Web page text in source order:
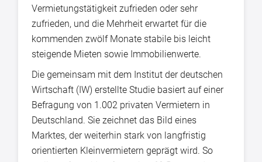
Vermietungstätigkeit zufrieden oder sehr
zufrieden, und die Mehrheit erwartet für die
kommenden zwölf Monate stabile bis leicht
steigende Mieten sowie Immobilienwerte.
Die gemeinsam mit dem Institut der deutschen
Wirtschaft (IW) erstellte Studie basiert auf einer
Befragung von 1.002 privaten Vermietern in
Deutschland. Sie zeichnet das Bild eines
Marktes, der weiterhin stark von langfristig
orientierten Kleinvermietern geprägt wird. So